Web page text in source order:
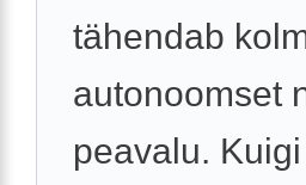
tähendab
autonoomset
peavalu.